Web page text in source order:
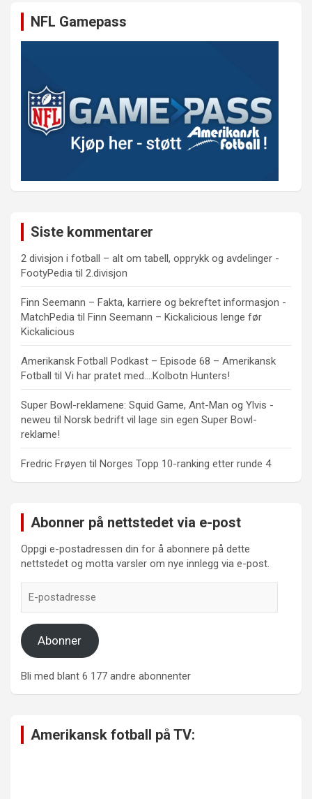
NFL Gamepass
Siste kommentarer
2 divisjon i fotball – alt om tabell, opprykk og avdelinger -
FootyPedia til 2.divisjon
Finn Seemann – Fakta, karriere og bekreftet informasjon -
MatchPedia til Finn Seemann – Kickalicious lenge før
Kickalicious
Amerikansk Fotball Podkast – Episode 68 – Amerikansk
Fotball til Vi har pratet med….Kolbotn Hunters!
Super Bowl-reklamene: Squid Game, Ant-Man og Ylvis -
neweu til Norsk bedrift vil lage sin egen Super Bowl-
reklame!
Fredric Frøyen til Norges Topp 10-ranking etter runde 4
Abonner på nettstedet via e-post
Oppgi e-postadressen din for å abonnere på dette
nettstedet og motta varsler om nye innlegg via e-post.
postadresse
Abonner
Bli med blant 6 177 andre abonnenter
Amerikansk fotball på TV: